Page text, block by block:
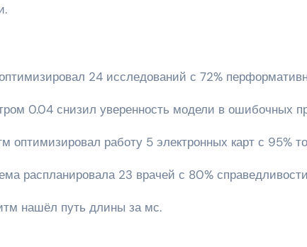
24 исследований с 72%
0.04 снизил уверенность модели в ошибочных
оптимизировал работу 5 электронных карт с 95%
распланировала 23 врачей с 80%
нашёл путь длины за мс.